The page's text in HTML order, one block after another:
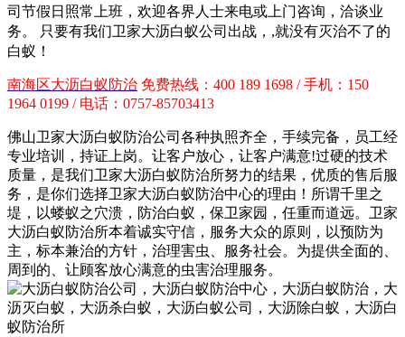
司节假日照常上班，欢迎各界人士来电或上门咨询，洽谈业
务。 只要有我们卫家大沥白蚁公司出战，,就没有灭治不了的
白蚁！
南海区大沥白蚁防治 免费热线：400 189 1698 / 手机：150
1964 0199 / 电话：0757-85703413
佛山卫家大沥白蚁防治公司各种执照齐全，手续完备，员工经
专业培训，持证上岗。让客户放心，让客户满意!过硬的技术
质量，是我们卫家大沥白蚁防治所努力的结果，优质的售后服
务，是你们选择卫家大沥白蚁防治中心的理由！ 所谓千里之
堤，以蝼蚁之穴溃，防治白蚁，保卫家园，任重而道远。卫家
大沥白蚁防治所本着诚实守信，服务大众的原则，以预防为
主，标本兼治的方针，治理害虫、服务社会。为提供全面的、
周到的、让顾客放心满意的虫害治理服务。